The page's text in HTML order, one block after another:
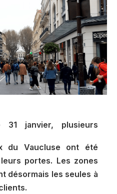
31 janvier, plusieurs
du Vaucluse ont été
portes. Les zones
désormais les seules à